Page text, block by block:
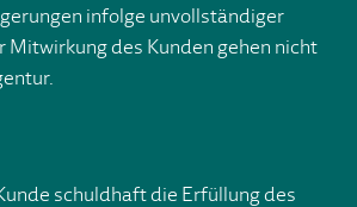
infolge unvollständiger
Mitwirkung des Kunden gehen nicht
schuldhaft die Erfüllung des